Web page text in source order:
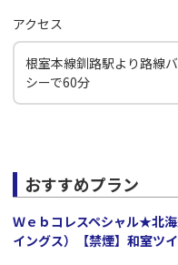
アクセス
根室本線釧路駅より路線
シーで60分
おすすめプラン
Ｗｅｂコレスペシャル★北
イングス）【禁煙】和室ツ